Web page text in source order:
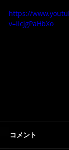
https://
v=IIcJgPaHbXo
コメント